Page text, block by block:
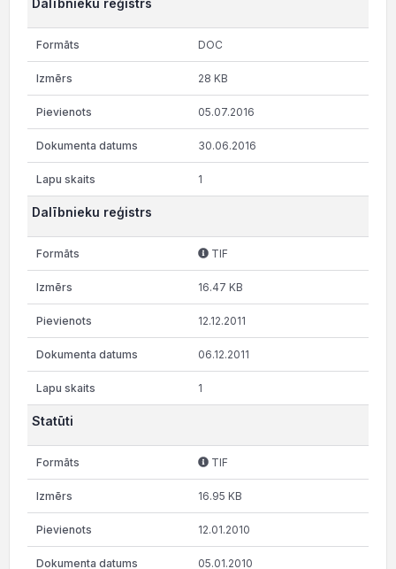
DOC
28 KB
05.07.2016
30.06.2016
1
Dalībnieku reģistrs
TIF
16.47 KB
12.12.2011
06.12.2011
1
Statūti
TIF
16.95 KB
12.01.2010
05.01.2010